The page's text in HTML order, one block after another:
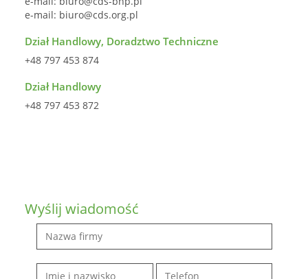
e-mail: biuro@cds.org.pl
Dział Handlowy, Doradztwo Techniczne
+48 797 453 874
Dział Handlowy
+48 797 453 872
Wyślij wiadomość